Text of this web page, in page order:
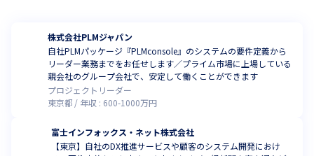
株式会社PLMジャパン
自社PLMパッケージ『PLMconsole』のシステムの要件定義から
リーダー業務までをお任せします／プライム市場に上場している
親会社のグループ会社で、安定して働くことができます
プロジェクトリーダー
東京都
年収 : 600-1000万円
富士インフォックス・ネット株式会社
【東京】自社のDX推進サービスや顧客のシステム開発におけ